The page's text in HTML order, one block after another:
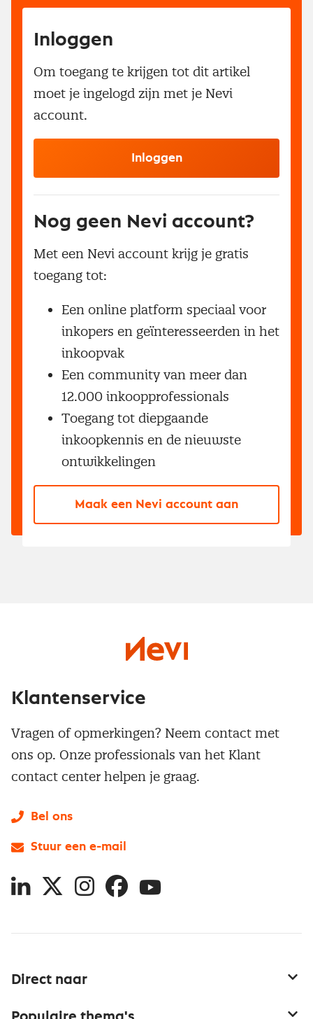
Inloggen
Om toegang te krijgen tot dit artikel
moet je ingelogd zijn met je Nevi
account.
Inloggen
Nog geen Nevi account?
Met een Nevi account krijg je gratis
toegang tot:
Een online platform speciaal voor
inkopers en geïnteresseerden in het
inkoopvak
Een community van meer dan
12.000 inkoopprofessionals
Toegang tot diepgaande
inkoopkennis en de nieuwste
ontwikkelingen
Maak een Nevi account aan
Direct naar
Klantenservice
Vragen of opmerkingen? Neem contact met
ons op. Onze professionals van het Klant
contact center helpen je graag.
Bel ons
Stuur een e-mail
LinkedIn
X InstagramFacebookYouTube